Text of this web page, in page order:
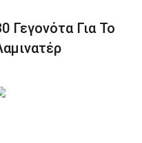
Γεγονότα Για Το